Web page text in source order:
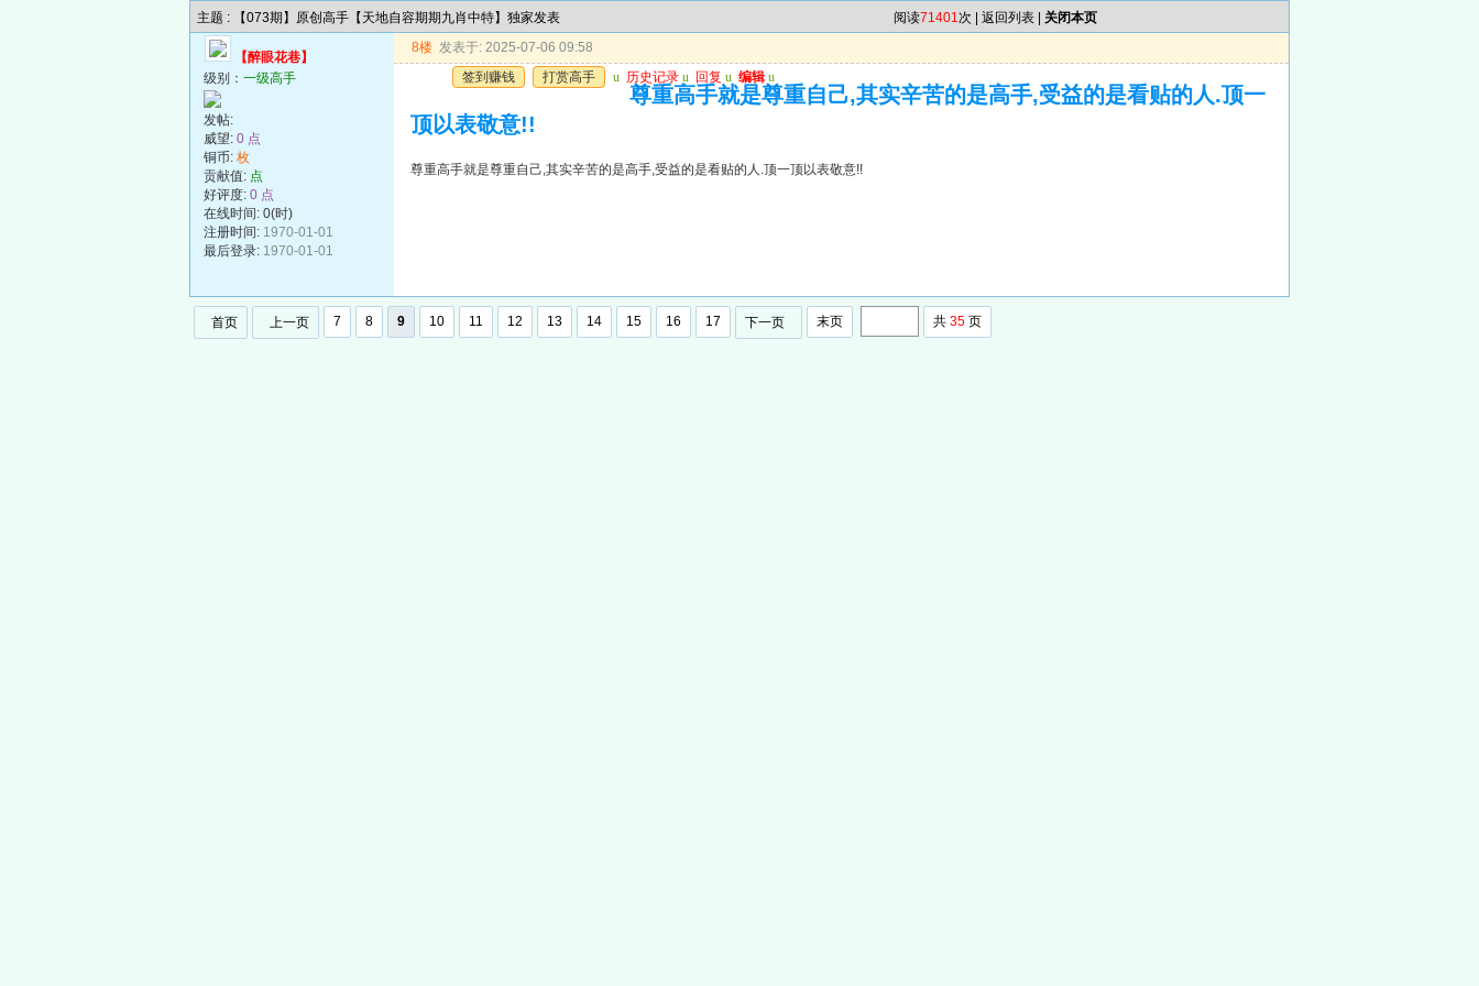
主题 : 【073期】原创高手【天地自容期期九肖中特】独家发表 阅读71401次 | 返回列表 关闭本页
【醉眼花巷】
级别： 一级高手
发帖:
威望: 0 点
铜币: 枚
贡献值: 点
好评度: 0 点
在线时间: 0(时)
注册时间: 1970-01-01
最后登录: 1970-01-01
8楼 发表于: 2025-07-06 09:58
签到赚钱
打赏高手 u 历史记录 u 回复 u 编辑 u
尊重高手就是尊重自己,其实辛苦的是高手,受益的是看贴的人.顶一
顶以表敬意!!
尊重高手就是尊重自己,其实辛苦的是高手,受益的是看贴的人.顶一顶以表敬意!!
首页 上一页 7 8 9 10 11 12 13 14 15 16 17 下一页 末页 共 35 页